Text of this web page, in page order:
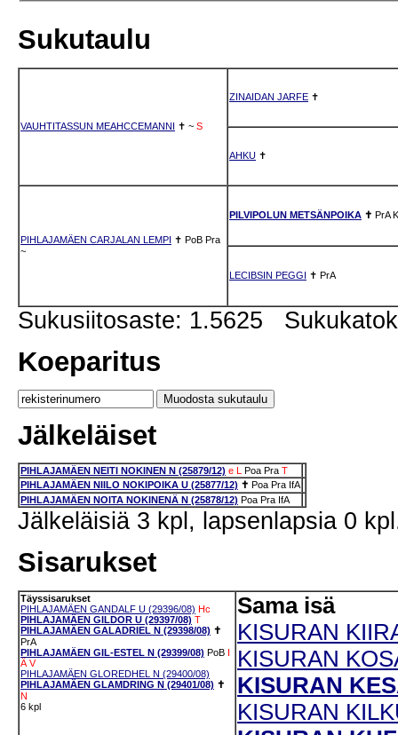
Sukutaulu
VAUHTITASSUN MEAHCCEMANNI ✝ ~ S
ZINAIDAN JARFE ✝
AHKU ✝
PIHLAJAMÄEN CARJALAN LEMPI ✝ PoB Pra
~
PILVIPOLUN METSÄNPOIKA ✝ PrA
LECIBSIN PEGGI ✝ PrA
Sukusiitosaste: 1.5625
Koeparitus
Jälkeläiset
PIHLAJAMÄEN NEITI NOKINEN N (25879/12) e Poa Pra T
PIHLAJAMÄEN NIILO NOKIPOIKA U (25877/12) ✝ Poa Pra IfA
PIHLAJAMÄEN NOITA NOKINENÄ N (25878/12) Poa Pra IfA
Jälkeläisiä 3 kpl, lapsenlapsia 0
Sisarukset
Täyssisarukset
PIHLAJAMÄEN GANDALF U (29396/08) Hc
PIHLAJAMÄEN GILDOR U (29397/08) T
PIHLAJAMÄEN GALADRIEL N (29398/08) ✝
PrA
PIHLAJAMÄEN GIL-ESTEL N (29399/08) PoB I
Ä V
PIHLAJAMÄEN GLOREDHEL N (29400/08)
PIHLAJAMÄEN GLAMDRING N (29401/08) ✝
N
6 kpl
Sama isä
KISURAN
KISURAN
KISURAN
KISURAN